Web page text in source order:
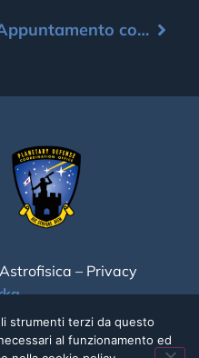
Appuntamento con l’asteroide – Dicembre 2023
– Privacy
strumenti terzi da questo
al funzionamento ed